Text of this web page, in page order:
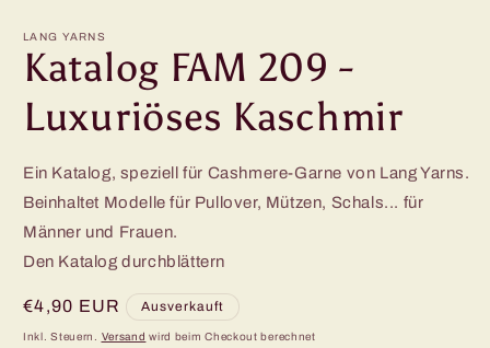
LANG YARNS
Katalog FAM 209 -
Luxuriöses Kaschmir
Ein Katalog, speziell für Cashmere-Garne von Lang Yarns.
Beinhaltet Modelle für Pullover, Mützen, Schals... für
Männer und Frauen.
Den Katalog durchblättern
Normaler
Preis
€4,90 EUR Ausverkauft
Inkl. Steuern. Versand wird beim Checkout berechnet